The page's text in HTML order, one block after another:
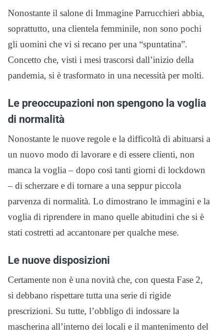
Nonostante il salone di Immagine Parrucchieri abbia,
soprattutto, una clientela femminile, non sono pochi
gli uomini che vi si recano per una “spuntatina”.
Concetto che, visti i mesi trascorsi dall’inizio della
pandemia, si è trasformato in una necessità per molti.
Le preoccupazioni non spengono la voglia
di normalità
Nonostante le nuove regole e la difficoltà di abituarsi a
un nuovo modo di lavorare e di essere clienti, non
manca la voglia – dopo così tanti giorni di lockdown
– di scherzare e di tornare a una seppur piccola
parvenza di normalità. Lo dimostrano le immagini e la
voglia di riprendere in mano quelle abitudini che si è
stati costretti ad accantonare per qualche mese.
Le nuove disposizioni
Certamente non è una novità che, con questa Fase 2,
si debbano rispettare tutta una serie di rigide
prescrizioni. Su tutte, l’obbligo di indossare la
mascherina all’interno dei locali e il mantenimento del